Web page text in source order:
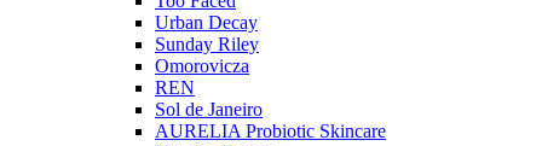
Urban Decay
Sunday Riley
Omorovicza
REN
Sol de Janeiro
AURELIA Probiotic Skincare